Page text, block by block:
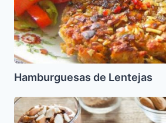
Hamburguesas de Lentejas
Mousse
de